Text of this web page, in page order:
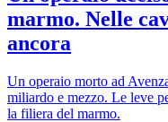
marmo. Nelle
ancora
Un operaio morto ad
miliardo e mezzo. Le leve
la filiera del marmo.